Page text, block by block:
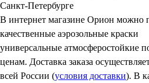
Санкт-Петербурге
В интернет магазине Орион можно
качественные аэрозольные краски
универсальные атмосферостойкие
ценам. Доставка заказа
всей России (условия доставки). В